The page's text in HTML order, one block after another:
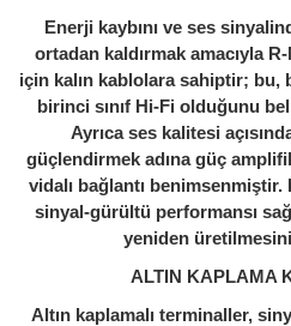
Enerji kaybını ve ses
ortadan kaldırmak amacıyla
için kalın kablolara sahiptir; bu,
birinci sınıf Hi-Fi olduğunu
Ayrıca ses kalitesi
güçlendirmek adına güç
vidalı bağlantı benimsenmiştir.
sinyal-gürültü performansı
yeniden
ALTIN KAPLAMA
Altın kaplamalı terminaller,